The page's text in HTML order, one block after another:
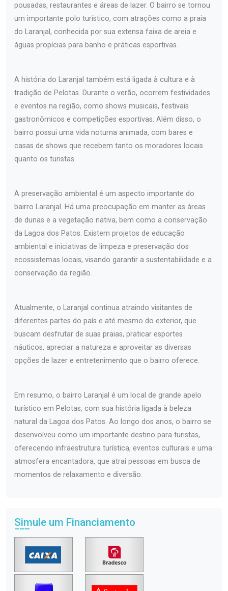
pousadas, restaurantes e áreas de lazer. O bairro se tornou
um importante polo turístico, com atrações como a praia
do Laranjal, conhecida por sua extensa faixa de areia e
águas propícias para banho e práticas esportivas.
A história do Laranjal também está ligada à cultura e à
tradição de Pelotas. Durante o verão, ocorrem festividades
e eventos na região, como shows musicais, festivais
gastronômicos e competições esportivas. Além disso, o
bairro possui uma vida noturna animada, com bares e
casas de shows que recebem tanto os moradores locais
quanto os turistas.
A preservação ambiental é um aspecto importante do
bairro Laranjal. Há uma preocupação em manter as áreas
de dunas e a vegetação nativa, bem como a conservação
da Lagoa dos Patos. Existem projetos de educação
ambiental e iniciativas de limpeza e preservação dos
ecossistemas locais, visando garantir a sustentabilidade e a
conservação da região.
Atualmente, o Laranjal continua atraindo visitantes de
diferentes partes do país e até mesmo do exterior, que
buscam desfrutar de suas praias, praticar esportes
náuticos, apreciar a natureza e aproveitar as diversas
opções de lazer e entretenimento que o bairro oferece.
Em resumo, o bairro Laranjal é um local de grande apelo
turístico em Pelotas, com sua história ligada à beleza
natural da Lagoa dos Patos. Ao longo dos anos, o bairro se
desenvolveu como um importante destino para turistas,
oferecendo infraestrutura turística, eventos culturais e uma
atmosfera encantadora, que atrai pessoas em busca de
momentos de relaxamento e diversão.
Simule um Financiamento